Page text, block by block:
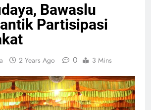
Bawaslu
Partisipasi
2 Years Ago 0 3 Mins